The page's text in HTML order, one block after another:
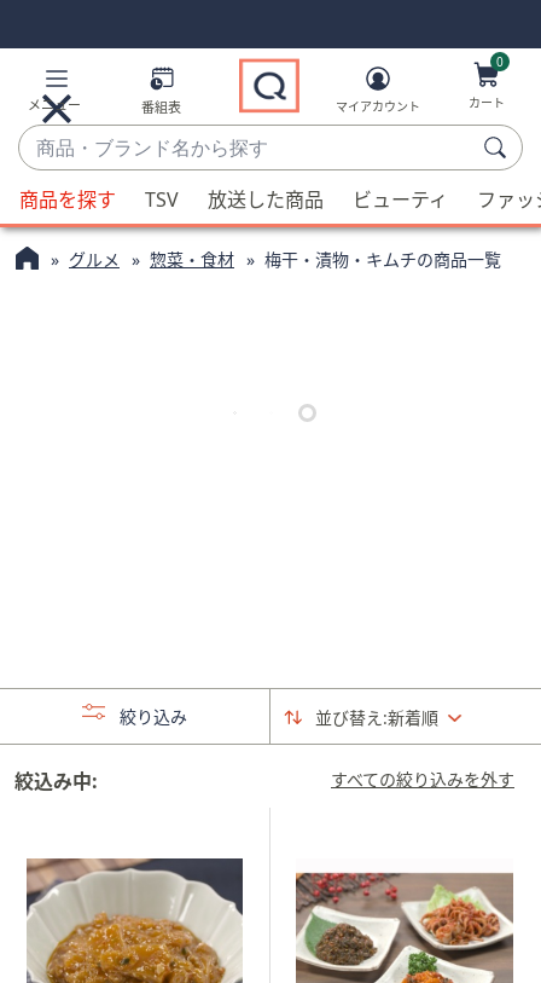
Links
Links2
メニュー 番組表
商
品・
ブ
ラ
ン
候
補
が
利
タ
ッ
デ
バ
イ
で
マイアカウント
0
カート
商品を探す TSV 放送した商品 ビューティ ファ
グルメ 惣菜・食材 梅干・漬物・キムチの商品一覧
並び替え:新着順
絞り込み
すべての絞り込みを外す
絞込み中: